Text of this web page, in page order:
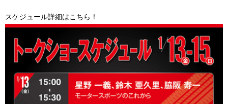
スケジュール詳細はこちら！